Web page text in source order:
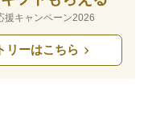
援キャンペーン2026
リーはこちら